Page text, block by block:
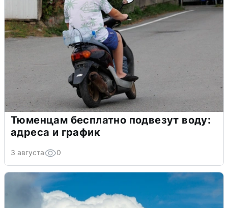
Тюменцам бесплатно подвезут воду:
адреса и график
3 августа 0